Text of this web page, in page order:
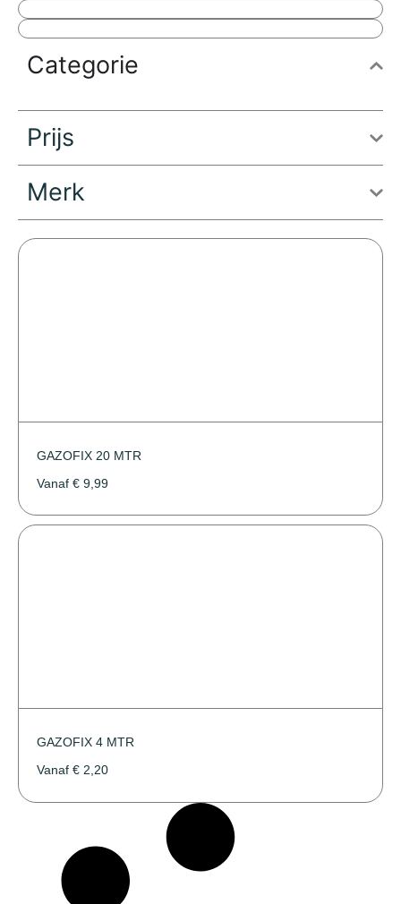
Categorie
Prijs
Merk
GAZOFIX 20 MTR
Vanaf € 9,99
GAZOFIX 4 MTR
Vanaf € 2,20